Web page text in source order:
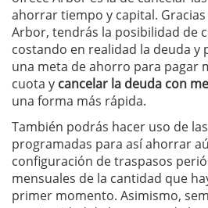
ahorrar tiempo y capital.
Arbor, tendrás la posibilidad de
costando en realidad la deuda y
una meta de ahorro para pagar
cuota y cancelar la deuda con
una forma más rápida.
También podrás hacer uso de
programadas para así ahorrar
configuración de traspasos
mensuales de la cantidad que
primer momento. Asimismo,